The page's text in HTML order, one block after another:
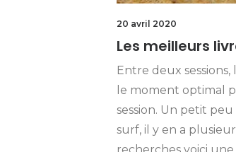
20 avril 2020
Les meilleurs
Entre deux
le moment optimal
session. Un petit
surf, il y en a
recherches voici